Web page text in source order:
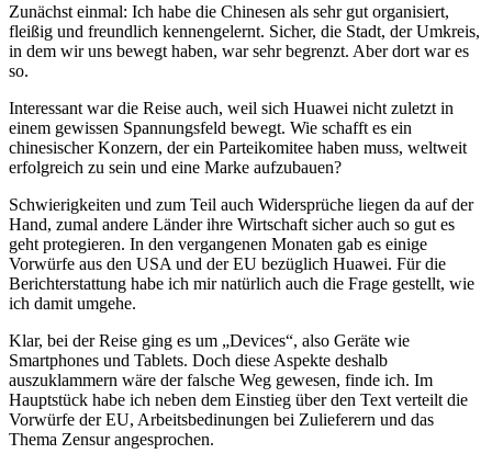
Zunächst einmal: Ich habe die Chinesen als sehr gut organisiert,
fleißig und freundlich kennengelernt. Sicher, die Stadt, der Umkreis,
in dem wir uns bewegt haben, war sehr begrenzt. Aber dort war es
so.
Interessant war die Reise auch, weil sich Huawei nicht zuletzt in
einem gewissen Spannungsfeld bewegt. Wie schafft es ein
chinesischer Konzern, der ein Parteikomitee haben muss, weltweit
erfolgreich zu sein und eine Marke aufzubauen?
Schwierigkeiten und zum Teil auch Widersprüche liegen da auf der
Hand, zumal andere Länder ihre Wirtschaft sicher auch so gut es
geht protegieren. In den vergangenen Monaten gab es einige
Vorwürfe aus den USA und der EU bezüglich Huawei. Für die
Berichterstattung habe ich mir natürlich auch die Frage gestellt, wie
ich damit umgehe.
Klar, bei der Reise ging es um „Devices“, also Geräte wie
Smartphones und Tablets. Doch diese Aspekte deshalb
auszuklammern wäre der falsche Weg gewesen, finde ich. Im
Hauptstück habe ich neben dem Einstieg über den Text verteilt die
Vorwürfe der EU, Arbeitsbedinungen bei Zulieferern und das
Thema Zensur angesprochen.